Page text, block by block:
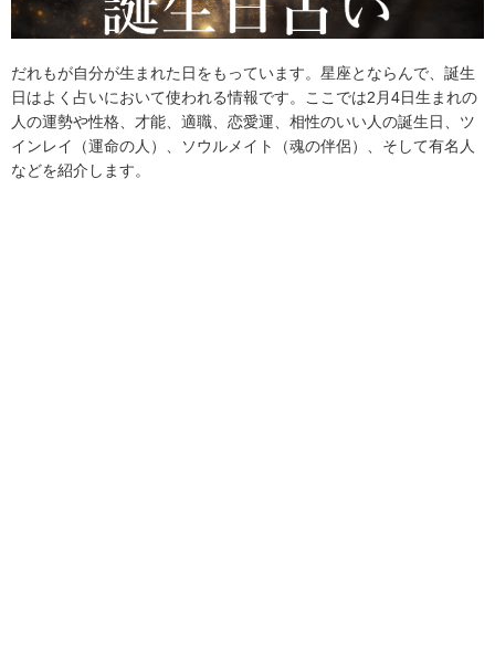
だれもが自分が生まれた日をもっています。星座とならんで、誕生
日はよく占いにおいて使われる情報です。ここでは2月4日生まれの
人の運勢や性格、才能、適職、恋愛運、相性のいい人の誕生日、ツ
インレイ（運命の人）、ソウルメイト（魂の伴侶）、そして有名人
などを紹介します。